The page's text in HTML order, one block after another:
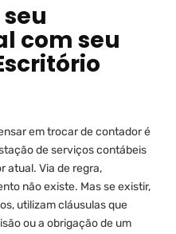
com seu
em trocar de contador é
de serviços contábeis
atual. Via de regra,
não existe. Mas se existir,
utilizam cláusulas que
ou a obrigação de um